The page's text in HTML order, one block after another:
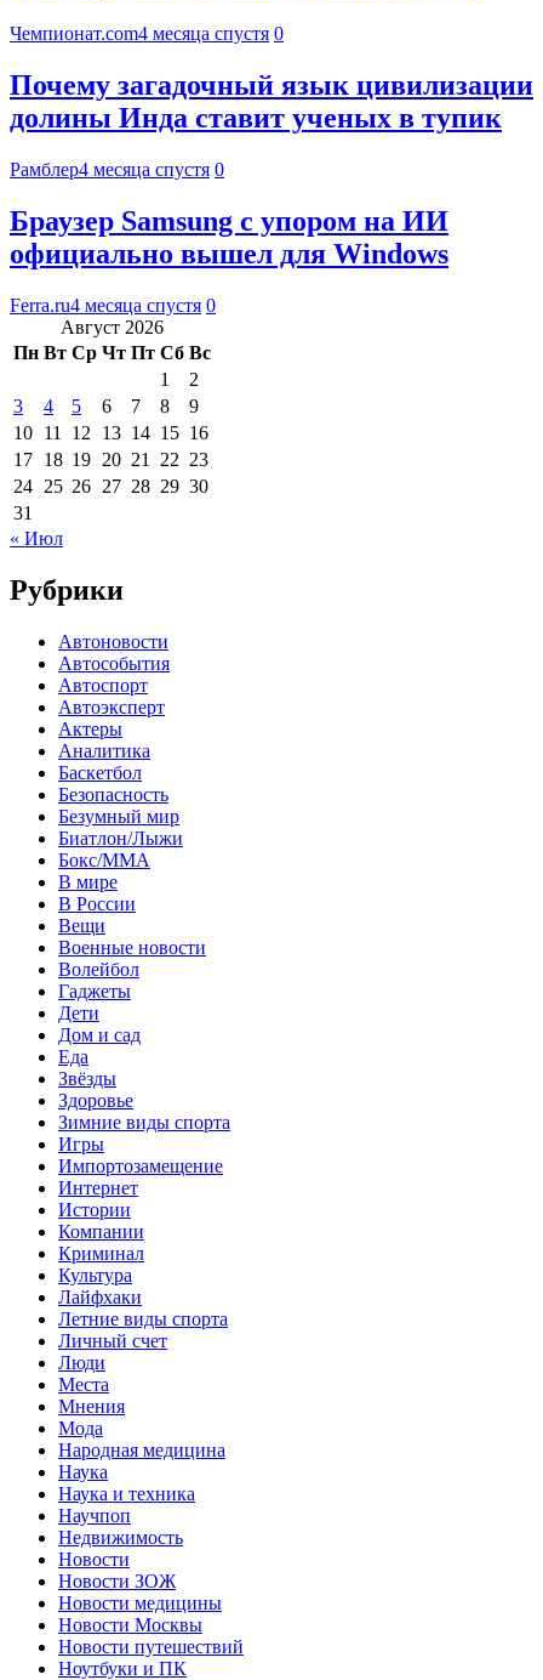
Чемпионат.com4 месяца спустя 0
Почему загадочный язык цивилизации
долины Инда ставит ученых в тупик
Рамблер4 месяца спустя 0
Браузер Samsung с упором на ИИ
официально вышел для Windows
Ferra.ru4 месяца спустя 0
Август 2026
Пн Вт Ср Чт Пт Сб Вс
1
2
3
4 5 6 7 8
9
10 11 12 13 14 15 16
17 18 19 20 21 22 23
24 25 26 27 28 29 30
31
« Июл
Рубрики
Автоновости
Автособытия
Автоспорт
Автоэксперт
Актеры
Аналитика
Баскетбол
Безопасность
Безумный мир
Биатлон/Лыжи
Бокс/MMA
В мире
В России
Вещи
Военные новости
Волейбол
Гаджеты
Дети
Дом и сад
Еда
Звёзды
Здоровье
Зимние виды спорта
Игры
Импортозамещение
Интернет
Истории
Компании
Криминал
Культура
Лайфхаки
Летние виды спорта
Личный счет
Люди
Места
Мнения
Мода
Народная медицина
Наука
Наука и техника
Научпоп
Недвижимость
Новости
Новости ЗОЖ
Новости медицины
Новости Москвы
Новости путешествий
Ноутбуки и ПК